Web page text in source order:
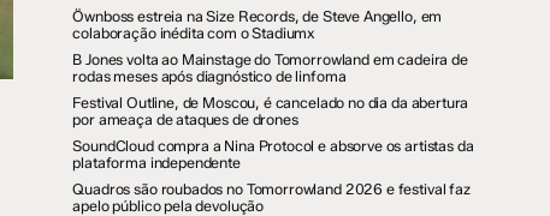
Öwnboss estreia na Size Records, de Steve Angello, em
colaboração inédita com o Stadiumx
B Jones volta ao Mainstage do Tomorrowland em cadeira de
rodas meses após diagnóstico de linfoma
Festival Outline, de Moscou, é cancelado no dia da abertura
por ameaça de ataques de drones
SoundCloud compra a Nina Protocol e absorve os artistas da
plataforma independente
Quadros são roubados no Tomorrowland 2026 e festival faz
apelo público pela devolução